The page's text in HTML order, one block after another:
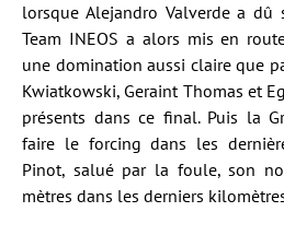
lorsque Alejandro Valverde a dû
Team INEOS a alors mis en
une domination aussi claire que
Kwiatkowski, Geraint Thomas et
présents dans ce final. Puis la
faire le forcing dans les
Pinot, salué par la foule, son
mètres dans les derniers